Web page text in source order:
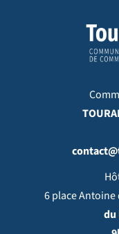
6 place Antoine
du